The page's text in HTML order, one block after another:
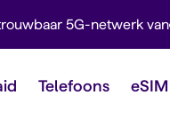
5G-netwerk van
Telefoons eSIM